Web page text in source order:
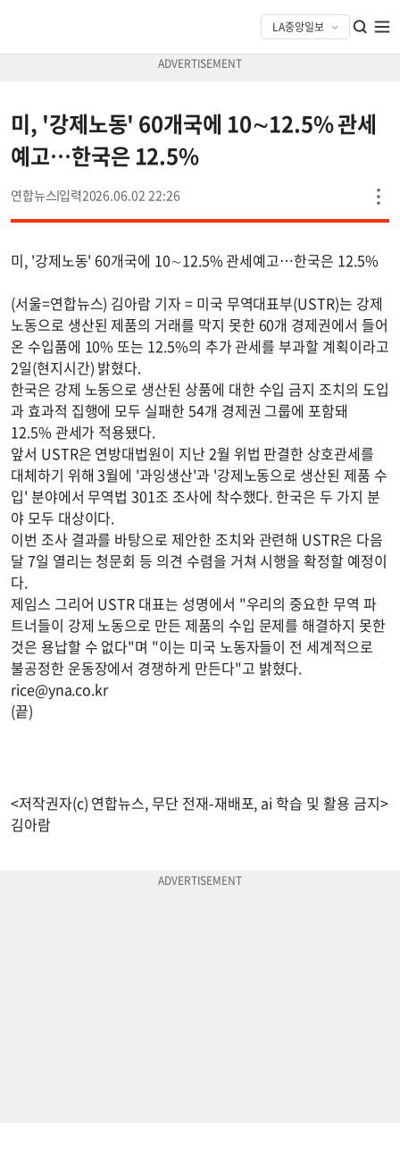
미, '강제노동' 60개국에 10∼12.5% 관세
예고…한국은 12.5%
연합뉴스 2026.06.02 22:26
미, '강제노동' 60개국에 10∼12.5% 관세예고…한국은 12.5%
(서울=연합뉴스) 김아람 기자 = 미국 무역대표부(USTR)는 강제
노동으로 생산된 제품의 거래를 막지 못한 60개 경제권에서 들어
온 수입품에 10% 또는 12.5%의 추가 관세를 부과할 계획이라고
2일(현지시간) 밝혔다.
한국은 강제 노동으로 생산된 상품에 대한 수입 금지 조치의 도입
과 효과적 집행에 모두 실패한 54개 경제권 그룹에 포함돼
12.5% 관세가 적용됐다.
앞서 USTR은 연방대법원이 지난 2월 위법 판결한 상호관세를
대체하기 위해 3월에 '과잉생산'과 '강제노동으로 생산된 제품 수
입' 분야에서 무역법 301조 조사에 착수했다. 한국은 두 가지 분
야 모두 대상이다.
이번 조사 결과를 바탕으로 제안한 조치와 관련해 USTR은 다음
달 7일 열리는 청문회 등 의견 수렴을 거쳐 시행을 확정할 예정이
다.
제임스 그리어 USTR 대표는 성명에서 "우리의 중요한 무역 파
트너들이 강제 노동으로 만든 제품의 수입 문제를 해결하지 못한
것은 용납할 수 없다"며 "이는 미국 노동자들이 전 세계적으로
불공정한 운동장에서 경쟁하게 만든다"고 밝혔다.
rice@yna.co.kr
(끝)
<저작권자(c) 연합뉴스, 무단 전재-재배포, ai 학습 및 활용 금지>
김아람